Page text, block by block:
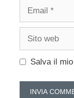
Email
Sito
Salva il